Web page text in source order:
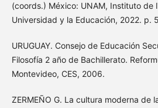
(coords.) México: UNAM, Instituto de
Universidad y la Educación, 2022. p.
URUGUAY. Consejo de Educación
Filosofía 2 año de Bachillerato.
Montevideo, CES, 2006.
ZERMEÑO G. La cultura moderna de